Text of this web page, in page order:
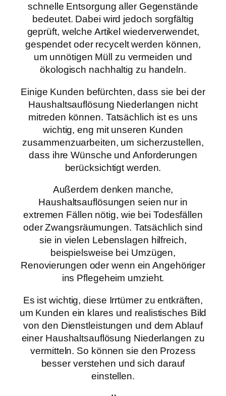
schnelle Entsorgung aller Gegenstände
bedeutet. Dabei wird jedoch sorgfältig
geprüft, welche Artikel wiederverwendet,
gespendet oder recycelt werden können,
um unnötigen Müll zu vermeiden und
ökologisch nachhaltig zu handeln.
Einige Kunden befürchten, dass sie bei der
Haushaltsauflösung Niederlangen nicht
mitreden können. Tatsächlich ist es uns
wichtig, eng mit unseren Kunden
zusammenzuarbeiten, um sicherzustellen,
dass ihre Wünsche und Anforderungen
berücksichtigt werden.
Außerdem denken manche,
Haushaltsauflösungen seien nur in
extremen Fällen nötig, wie bei Todesfällen
oder Zwangsräumungen. Tatsächlich sind
sie in vielen Lebenslagen hilfreich,
beispielsweise bei Umzügen,
Renovierungen oder wenn ein Angehöriger
ins Pflegeheim umzieht.
Es ist wichtig, diese Irrtümer zu entkräften,
um Kunden ein klares und realistisches Bild
von den Dienstleistungen und dem Ablauf
einer Haushaltsauflösung Niederlangen zu
vermitteln. So können sie den Prozess
besser verstehen und sich darauf
einstellen.